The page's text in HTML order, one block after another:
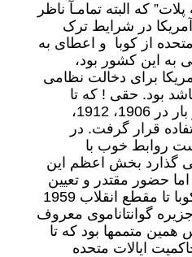
که البته تمامـآ ناظر
در شرایط ترک
از کوبا و اعطای به
به این کشور بود،
برای دخالت نظامی
بود. حقی ! که تا
مقطع انقلاب کوبا چهار بار در 1906، 1912،
استفاده قرار گرفت. در
روابط خوب با
گذارد بخش اعظم این
حضور مقتدر و تعیین
کننده ایالات متحده در کوبا تا مقطع انقلاب 1959
گوانتاناموی معروف
همین متممها بود که تا
ایالات متحده